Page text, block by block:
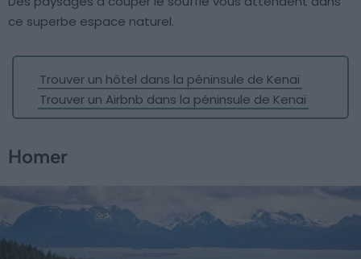
ce superbe espace naturel.
Trouver un hôtel dans la péninsule de Kenaï
Trouver un Airbnb dans la péninsule de Kenaï
Homer